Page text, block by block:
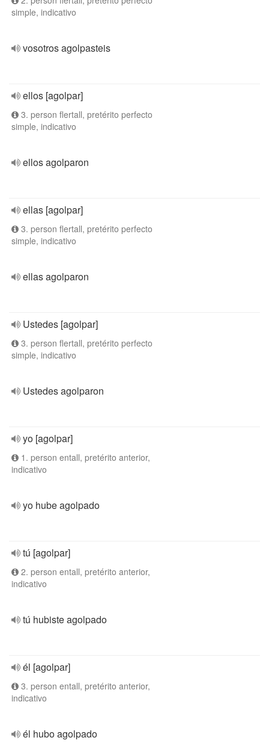
simple, indicativo
vosotros agolpasteis
ellos [agolpar]
3. person flertall, pretérito perfecto
simple, indicativo
ellos agolparon
ellas [agolpar]
3. person flertall, pretérito perfecto
simple, indicativo
ellas agolparon
Ustedes [agolpar]
3. person flertall, pretérito perfecto
simple, indicativo
Ustedes agolparon
yo [agolpar]
1. person entall, pretérito anterior,
indicativo
yo hube agolpado
tú [agolpar]
2. person entall, pretérito anterior,
indicativo
tú hubiste agolpado
él [agolpar]
3. person entall, pretérito anterior,
indicativo
él hubo agolpado